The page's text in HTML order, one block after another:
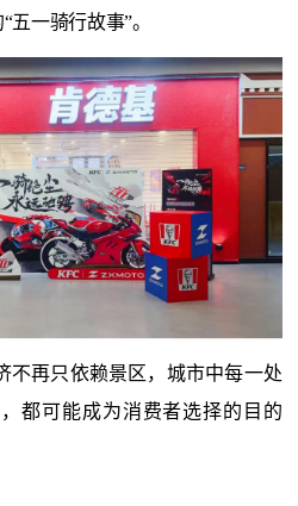
“五一骑行故事”。
不再只依赖景区，城市中每一处
都可能成为消费者选择的目的